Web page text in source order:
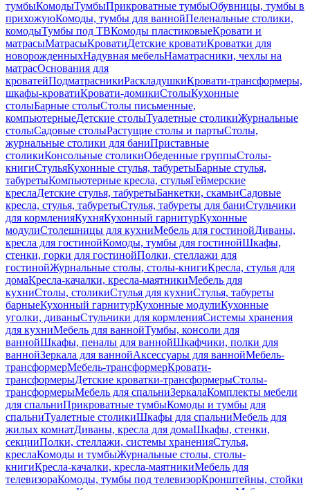
тумбыКомодыТумбыПрикроватные тумбыОбувницы, тумбы в
прихожуюКомоды, тумбы для ваннойПеленальные столики,
комодыТумбы под ТВКомоды пластиковыеКровати и
матрасыМатрасыКроватиДетские кроватиКроватки для
новорожденныхНадувная мебельНаматрасники, чехлы на
матрасОснования для
кроватейПодматрасникиРаскладушкиКровати-трансформеры,
шкафы-кроватиКровати-домикиСтолыКухонные
столыБарные столыСтолы письменные,
компьютерныеДетские столыТуалетные столикиЖурнальные
столыСадовые столыРастущие столы и партыСтолы,
журнальные столики для баниПриставные
столикиКонсольные столикиОбеденные группыСтолы-
книгиСтульяКухонные стулья, табуретыБарные стулья,
табуретыКомпьютерные кресла, стульяГеймерские
креслаДетские стулья, табуретыБанкетки, скамьиСадовые
кресла, стулья, табуретыСтулья, табуреты для баниСтульчики
для кормленияКухняКухонный гарнитурКухонные
модулиСтолешницы для кухниМебель для гостинойДиваны,
кресла для гостинойКомоды, тумбы для гостинойШкафы,
стенки, горки для гостинойПолки, стеллажи для
гостинойЖурнальные столы, столы-книгиКресла, стулья для
домаКресла-качалки, кресла-маятникиМебель для
кухниСтолы, столикиСтулья для кухниСтулья, табуреты
барныеКухонный гарнитурКухонные модулиКухонные
уголки, диваныСтульчики для кормленияСистемы хранения
для кухниМебель для ваннойТумбы, консоли для
ваннойШкафы, пеналы для ваннойШкафчики, полки для
ваннойЗеркала для ваннойАксессуары для ваннойМебель-
трансформерМебель-трансформерКровати-
трансформерыДетские кроватки-трансформерыСтолы-
трансформерыМебель для спальниЗеркалаКомплекты мебели
для спальниПрикроватные тумбыКомоды и тумбы для
спальниТуалетные столикиШкафы для спальниМебель для
жилых комнатДиваны, кресла для домаШкафы, стенки,
секцииПолки, стеллажи, системы храненияСтулья,
креслаКомоды и тумбыЖурнальные столы, столы-
книгиКресла-качалки, кресла-маятникиМебель для
телевизораКомоды, тумбы под телевизорКронштейны, стойки